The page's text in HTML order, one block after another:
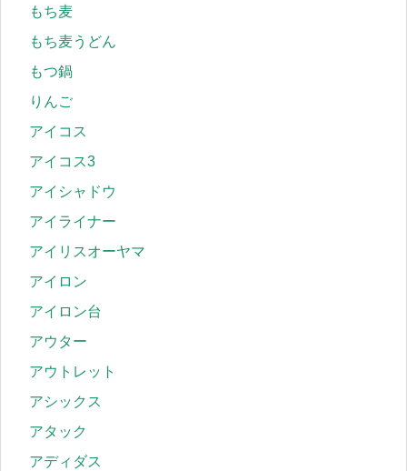
もち麦
もち麦うどん
もつ鍋
りんご
アイコス
アイコス3
アイシャドウ
アイライナー
アイリスオーヤマ
アイロン
アイロン台
アウター
アウトレット
アシックス
アタック
アディダス